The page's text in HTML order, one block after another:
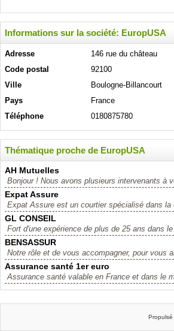
Informations sur la société: EuropUSA
Adresse
146 rue du château
Code postal
92100
Ville
Boulogne-Billancourt
Pays
France
Téléphone
0180875780
Thématique proche de EuropUSA
AH Mutuelles
Bonjour ! Nous avons plusieurs intervenants à
Expat Assure
Expat Assure est un courtier spécialisé dans
GL CONSEIL
Fort d'une expérience de plus de 25 ans dans
BENSASSUR
Notre rôle et de vous accompagner, pour vous
Assurance santé 1er euro
Assurance santé valable en France et dans le